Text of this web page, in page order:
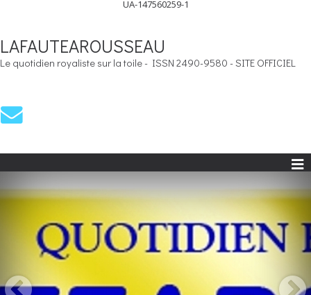
UA-147560259-1
LAFAUTEAROUSSEAU
Le quotidien royaliste sur la toile - ISSN 2490-9580 - SITE OFFICIEL